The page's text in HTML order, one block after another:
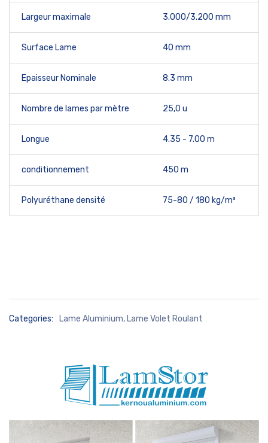
Largeur maximale 3.000/3.200 mm
Surface Lame 40 mm
Epaisseur Nominale 8.3 mm
Nombre de lames par mètre 25,0 u
Longue 4.35 - 7.00 m
conditionnement 450 m
Polyuréthane densité 75-80 / 180 kg/m³
Categories: Lame Aluminium, Lame Volet Roulant